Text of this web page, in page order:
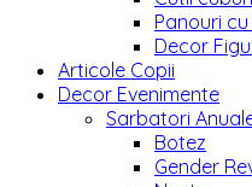
Panouri
Decor
Articole Copii
Decor Evenimente
Sarbatori
Botez
Gender